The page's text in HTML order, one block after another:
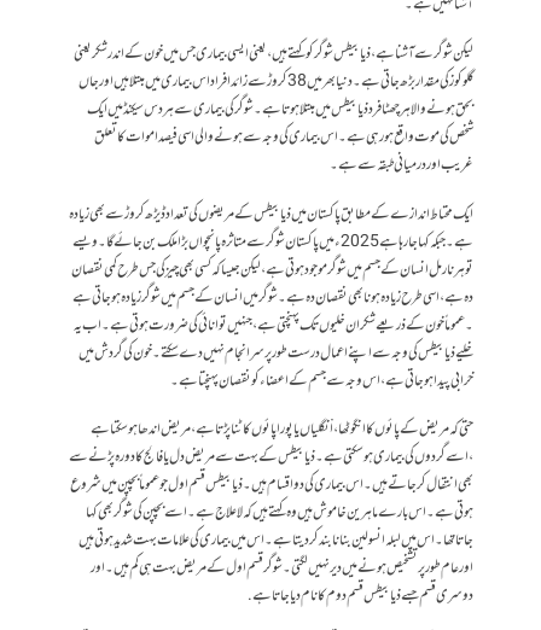
لیکن شوگر سے آشنا ہے، ذیابیطس شوگر کو کہتے ہیں ،یعنی ایسی بیماری جس میں خون کے اندر شکر یعنی
گلوکوز کی مقدار بڑھ جاتی ہے ۔ دنیا بھر میں38کروڑ سے زائد افراد اس بیماری میں مبتلا ہیں اور جاں
بحق ہونے والا ہر چھٹافرد ذیابیطس میں مبتلا ہوتا ہے ۔ شوگر کی بیماری سے ہردس سیکنڈ میں ایک
شخص کی موت واقع ہورہی ہے ۔ اس بیماری کی وجہ سے ہونے والی اسی فیصد اموات کا تعلق
غریب اور درمیانی طبقہ سے ہے ۔
ایک محتاط اندازے کے مطابق پاکستان میں ذیابیطس کے مریضوں کی تعداد ڈیڑھ کروڑ سے بھی زیادہ
ہے ۔ جبکہ کہا جا رہا ہے 2025ء میں پاکستان شوگر سے متاثرہ پانچواں بڑا ملک بن جائے گا۔ ویسے
تو ہر نارمل انسان کے جسم میں شوگر موجود ہوتی ہے، لیکن جیسا کہ کسی بھی چیز کی جس طرح کمی نقصان
دہ ہے، اسی طرح زیادہ ہونا بھی نقصان دہ ہے ۔شوگر میں انسان کے جسم میں شوگر زیادہ ہو جاتی ہے
۔ عموماً خون کے ذریعے شکران خلیوں تک پہنچتی ہے، جنہیں توانائی کی ضرورت ہوتی ہے ۔اب یہ
خلیے ذیابیطس کی وجہ سے اپنے اعمال درست طور پر سرانجام نہیں دے سکتے ۔ خون کی گردش میں
خرابی پیدا ہو جاتی ہے ،اس وجہ سے جسم کے اعضا ء کو نقصان پہنچتا ہے ۔
حتی کہ مریض کے پائوں کا انگوٹھا، اْنگلیاں یا پورا پائوں کاٹنا پڑتا ہے ، مریض اندھا ہو سکتا ہے
،اسے گردوں کی بیماری ہو سکتی ہے ۔ذیابیطس کے بہت سے مریض دل یا فالج کا دورہ پڑنے سے
بھی انتقال کر جاتے ہیں۔ اس بیماری کی دوا قسام ہیں۔ ذیابیطس قسم اول جو عموماً بچپن میں شروع
ہوتی ہے ۔اس بارے ماہرین خاموش ہیں وہ کہتے ہیں کہ لاعلاج ہے ۔ اسے بچپن کی شوگربھی کہا
جاتا تھا۔اس میں لبلہ انسولین بنانا بند کردیتا ہے ۔ اس میں بیماری کی علامات بہت شدید ہوتی ہیں
اورعام طور پر تشخیص ہونے میں دیرنہیں لگتی۔شوگر قسم اول کے مریض بہت ہی کم ہیں۔اور
دوسری قسم جسے ذیابیطس قسم دوم کا نام دیا جاتا ہے.